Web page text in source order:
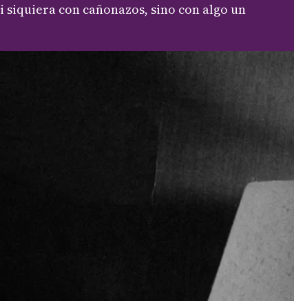
con cañonazos, sino con algo un